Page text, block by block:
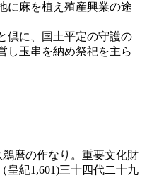
に麻を植え殖産興業の途
倶に、国土平定の守護の
し玉串を納め祭祀を主ら
麿の作なり。重要文化財
紀1,601)三十四代二十九